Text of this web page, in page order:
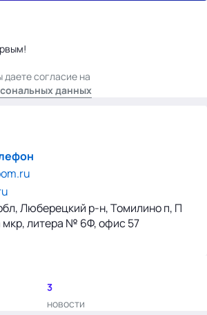
согласие на
данных
Люберецкий р-н, Томилино п, П
литера № 6Ф, офис 57
3
новости